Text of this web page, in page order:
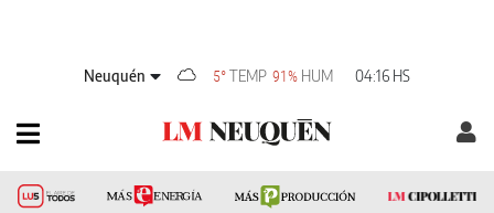
Neuquén 5° TEMP 91% HUM 04:16 HS